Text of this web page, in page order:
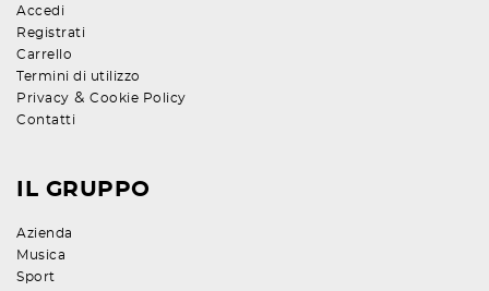
Accedi
Registrati
Carrello
Termini di utilizzo
Privacy & Cookie Policy
Contatti
IL GRUPPO
Azienda
Musica
Sport